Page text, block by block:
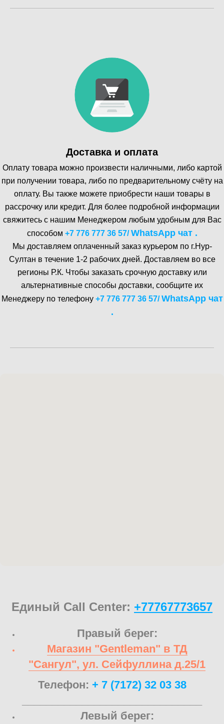
Доставка и оплата
Оплату товара можно произвести наличными, либо картой
при получении товара, либо по предварительному счёту на
оплату. Вы также можете приобрести наши товары в
рассрочку или кредит. Для более подробной информации
свяжитесь с нашим Менеджером любым удобным для Вас
способом +7 776 777 36 57/WhatsA pp чат .
Мы доставляем оплаченный заказ курьером по г.Нур-
Cултан в течение 1-2 рабочих дней. Доставляем во все
регионы Р.К. Чтобы заказать срочную доставку или
альтернативные способы доставки, сообщите их
Менеджеру по телефону +7 776 777 36 57/WhatsA pp чат
.
Единый Call Center: +77767773657
Правый берег:
Магазин "Gentleman" в ТД
"Сангул", ул. Сейфуллина д.25/1
Телефон: + 7 (7172) 32 03 38
Левый берег: